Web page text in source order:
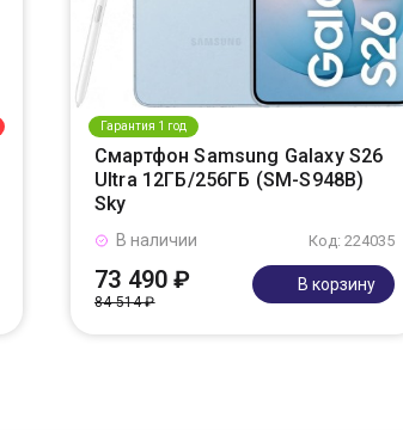
Гарантия 1 год
Смартфон Samsung Galaxy S26
Ultra 12ГБ/256ГБ (SM-S948B)
Sky
Код: 224035
В наличии
73 490 ₽
84 514 ₽
В корзину